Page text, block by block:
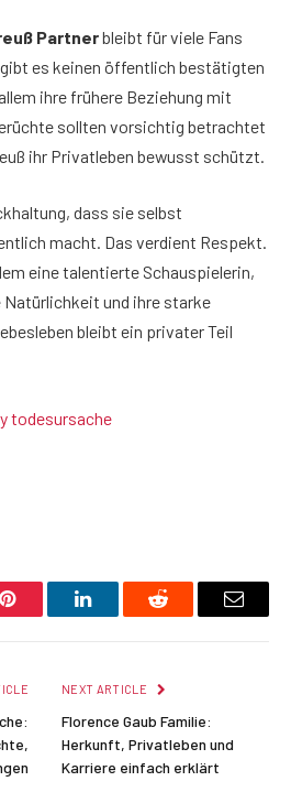
Partnerbleibt für viele Fans
es keinen öffentlich bestätigten
ihre frühere Beziehung mit
sollten vorsichtig betrachtet
ihr Privatleben bewusst schützt.
dass sie selbst
macht. Das verdient Respekt.
eine talentierte Schauspielerin,
Natürlichkeit und ihre starke
bleibt ein privater Teil
todesursache
Pinterest LinkedInReddit Email
NEXT ARTICLE
Florence Gaub Familie:
Herkunft, Privatleben und
Karriere einfach erklärt